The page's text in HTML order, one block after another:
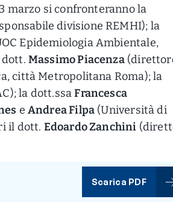
marzo si confronteranno la
divisione REMHI); la
Epidemiologia Ambientale,
Massimo Piacenza
città Metropolitana Roma); la
la dott.ssaFrancesca
e Andrea Filpa (Università di
il dott. Edoardo Zanchini
Scarica PDF